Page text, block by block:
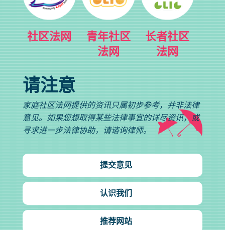
社区法网
青年社区
法网
长者社区
法网
请注意
家庭社区法网提供的资讯只属初步参考，并非法律
意见。如果您想取得某些法律事宜的详尽资讯，或
寻求进一步法律协助，请谘询律师。
提交意见
认识我们
推荐网站